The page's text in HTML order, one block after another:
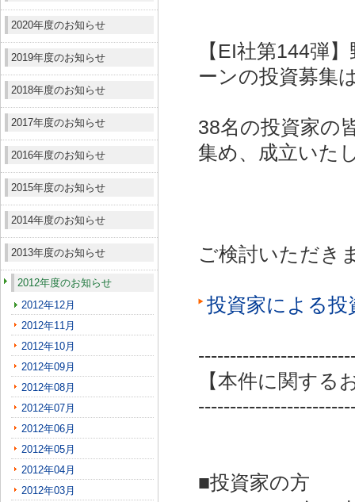
2020年度のお知らせ
2019年度のお知らせ
2018年度のお知らせ
2017年度のお知らせ
2016年度のお知らせ
2015年度のお知らせ
2014年度のお知らせ
2013年度のお知らせ
2012年度のお知らせ
2012年12月
2012年11月
2012年10月
2012年09月
2012年08月
2012年07月
2012年06月
2012年05月
2012年04月
2012年03月
【EI社第144弾
ーンの投資募集
38名の投資家の
集め、成立いた
ご検討いただき
投資家による
【本件に関する
■投資家の方